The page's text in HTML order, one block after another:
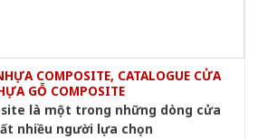
COMPOSITE, CATALOGUE CỬA
GỖ COMPOSITE
là một trong những dòng cửa
nhiều người lựa chọn